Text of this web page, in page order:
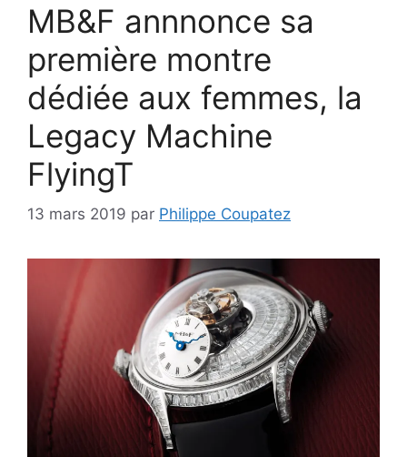
MB&F annnonce sa
première montre
dédiée aux femmes, la
Legacy Machine
FlyingT
13 mars 2019 par Philippe Coupatez